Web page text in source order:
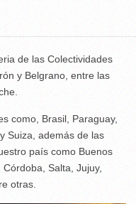
de las Colectividades
y Belgrano, entre las
como, Brasil, Paraguay,
Suiza, además de las
país como Buenos
Salta, Jujuy,
otras.